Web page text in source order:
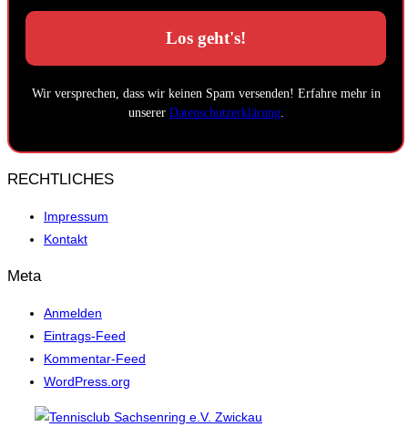
Wir versprechen, dass wir keinen Spam versenden! Erfahre mehr in
unserer Datenschutzerklärung.
RECHTLICHES
Impressum
Kontakt
Meta
Anmelden
Eintrags-Feed
Kommentar-Feed
WordPress.org